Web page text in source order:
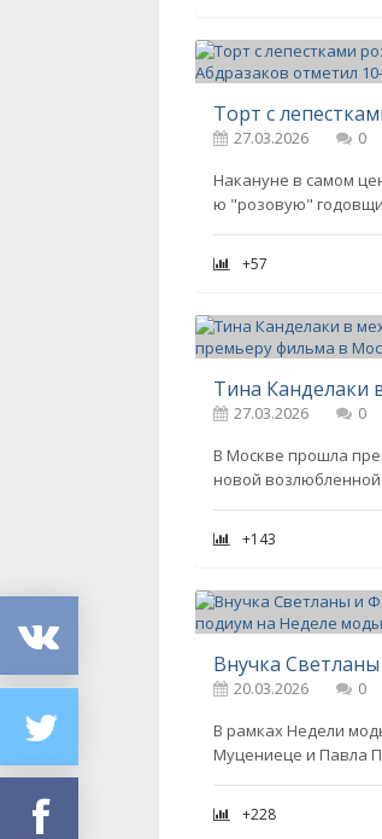
27.03.2026
0
Накануне в самом
ю "розовую"
+57
27.03.2026
0
В Москве прошла
новой возлюбленной
+143
20.03.2026
0
В рамках Недели
Муцениеце и Павла
+228